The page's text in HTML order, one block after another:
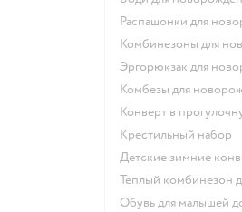
Распашонки для
Комбинезоны для
Эргорюкзак для
Комбезы для
Конверт в
Крестильный набор
Детские зимние
Теплый комбинезон
Обувь для малышей